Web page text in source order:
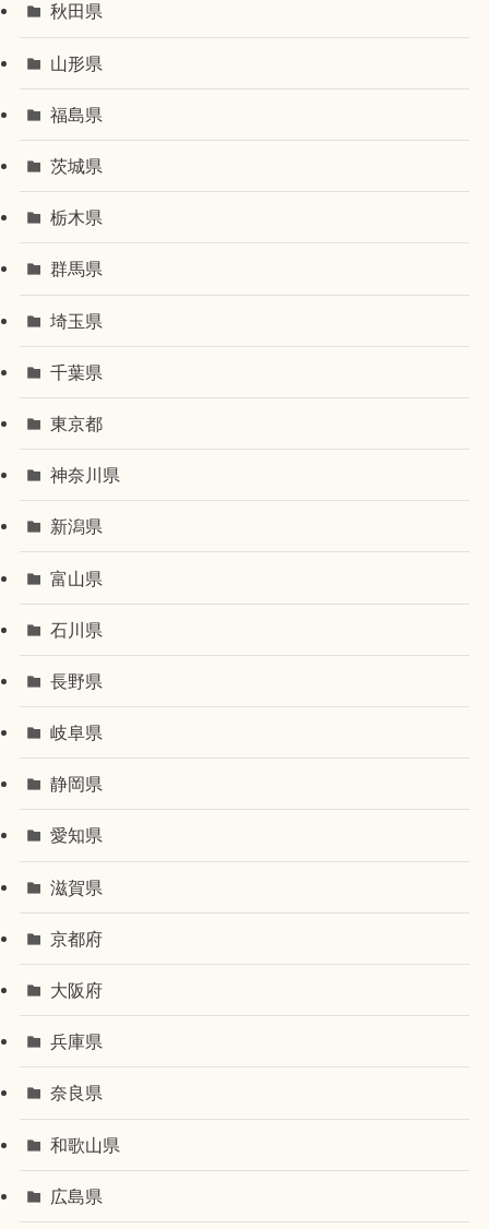
秋田県
山形県
福島県
茨城県
栃木県
群馬県
埼玉県
千葉県
東京都
神奈川県
新潟県
富山県
石川県
長野県
岐阜県
静岡県
愛知県
滋賀県
京都府
大阪府
兵庫県
奈良県
和歌山県
広島県